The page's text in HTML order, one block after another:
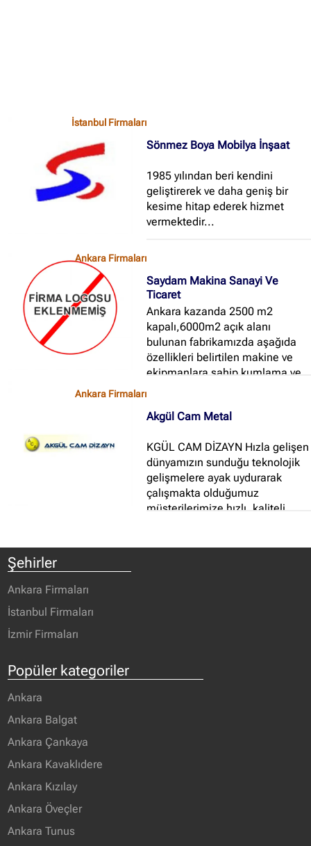
İstanbul Firmaları
Sönmez Boya Mobilya İnşaat
1985 yılından beri kendini
geliştirerek ve daha geniş bir
kesime hitap ederek hizmet
vermektedir...
Ankara Firmaları
Saydam Makina Sanayi Ve
Ticaret
Ankara kazanda 2500 m2
kapalı,6000m2 açık alanı
bulunan fabrikamızda aşağıda
özellikleri belirtilen makine ve
ekipmanlara sahip kumlama ve
Ankara Firmaları
Akgül Cam Metal
KGÜL CAM DİZAYN Hızla gelişen
dünyamızın sunduğu teknolojik
gelişmelere ayak uydurarak
çalışmakta olduğumuz
müşterilerimize hızlı, kaliteli,
Şehirler
Ankara Firmaları
İstanbul Firmaları
İzmir Firmaları
Popüler kategoriler
Ankara
Ankara Balgat
Ankara Çankaya
Ankara Kavaklıdere
Ankara Kızılay
Ankara Öveçler
Ankara Tunus